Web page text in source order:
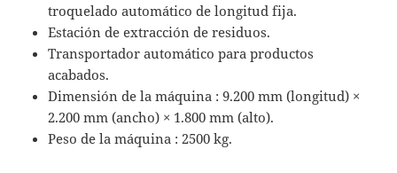
troquelado automático de longitud fija.
Estación de extracción de residuos.
Transportador automático para productos
acabados.
Dimensión de la máquina : 9.200 mm (longitud) ×
2.200 mm (ancho) × 1.800 mm (alto).
Peso de la máquina : 2500 kg.